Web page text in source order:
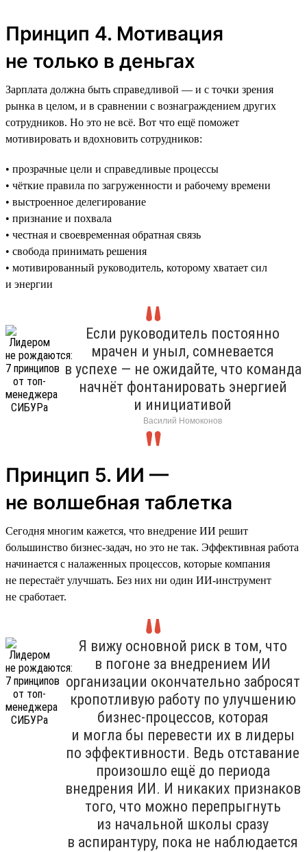
Принцип 4. Мотивация
не только в деньгах
Зарплата должна быть справедливой — и с точки зрения
рынка в целом, и в сравнении с вознаграждением других
сотрудников. Но это не всё. Вот что ещё поможет
мотивировать и вдохновить сотрудников:
• прозрачные цели и справедливые процессы
• чёткие правила по загруженности и рабочему времени
• выстроенное делегирование
• признание и похвала
• честная и своевременная обратная связь
• свобода принимать решения
• мотивированный руководитель, которому хватает сил
и энергии
Если руководитель постоянно
мрачен и уныл, сомневается
в успехе — не ожидайте, что команда
начнёт фонтанировать энергией
и инициативой
Василий Номоконов
Принцип 5. ИИ —
не волшебная таблетка
Сегодня многим кажется, что внедрение ИИ решит
большинство бизнес-задач, но это не так. Эффективная работа
начинается с налаженных процессов, которые компания
не перестаёт улучшать. Без них ни один ИИ-инструмент
не сработает.
Я вижу основной риск в том, что
в погоне за внедрением ИИ
организации окончательно забросят
кропотливую работу по улучшению
бизнес-процессов, которая
и могла бы перевести их в лидеры
по эффективности. Ведь отставание
произошло ещё до периода
внедрения ИИ. И никаких признаков
того, что можно перепрыгнуть
из начальной школы сразу
в аспирантуру, пока не наблюдается